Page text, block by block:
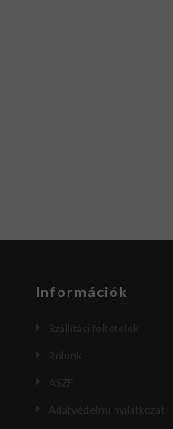
Információk
Szállítási feltételek
Rólunk
ÁSZF
Adatvédelmi nyilatkozat